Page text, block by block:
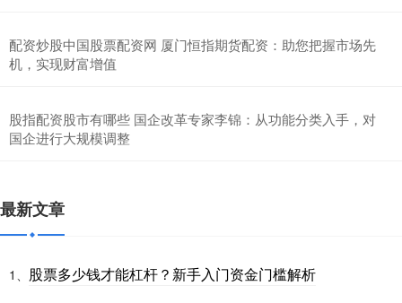
配资炒股中国股票配资网 厦门恒指期货配资：助您把握市场先
机，实现财富增值
股指配资股市有哪些 国企改革专家李锦：从功能分类入手，对
国企进行大规模调整
最新文章
1、 股票多少钱才能杠杆？新手入门资金门槛解析